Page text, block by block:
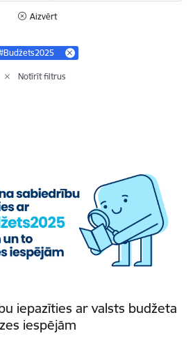
Aizvērt
Notīrīt filtrus
iepazīties ar valsts budžeta
iespējām